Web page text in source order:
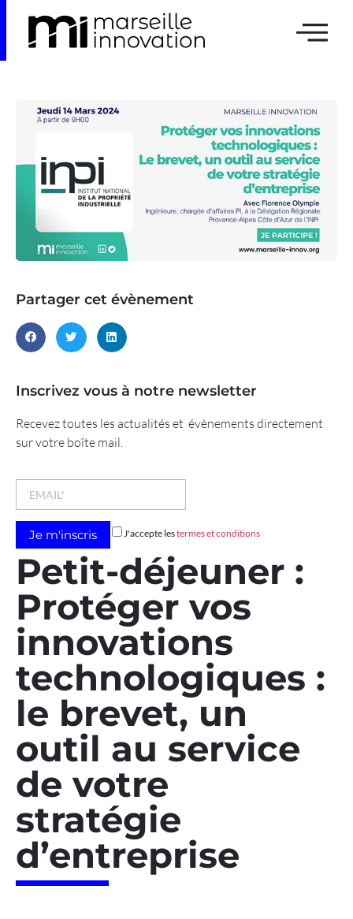
Partager cet évènement
Inscrivez vous à notre newsletter
Recevez toutes les actualités et évènements directement
sur votre boîte mail.
J'accepte lestermes et conditions
Petit-déjeuner :
Protéger vos
innovations
technologiques :
le brevet, un
outil au service
de votre
stratégie
d’entreprise